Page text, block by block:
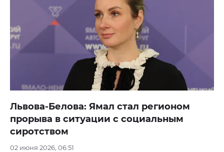
Львова-Белова: Ямал стал регионом
прорыва в ситуации с социальным
сиротством
02 июня 2026, 06:51